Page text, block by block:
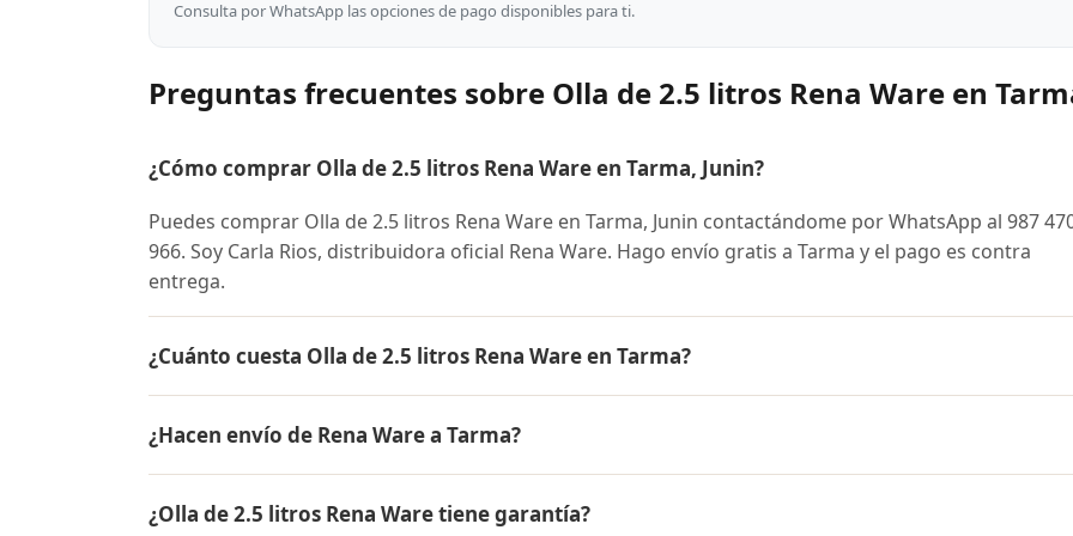
Consulta por WhatsApp las opciones de pago disponibles para ti.
Preguntas frecuentes sobre Olla de 2.5 litros Rena Ware en
¿Cómo comprar Olla de 2.5 litros Rena Ware en Tarma, Junin?
Puedes comprar Olla de 2.5 litros Rena Ware en Tarma, Junin contactándome por WhatsApp al 987
966. Soy Carla Rios, distribuidora oficial Rena Ware. Hago envío gratis a Tarma y el pago es contra
entrega.
¿Cuánto cuesta Olla de 2.5 litros Rena Ware en Tarma?
conocer el precio actual, promociones disponibles y facilidades de pago en cuotas desde el 10% de
¿Hacen envío de Rena Ware a Tarma?
entrega.
¿Olla de 2.5 litros Rena Ware tiene garantía?